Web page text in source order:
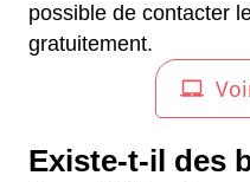
possible de contacter
gratuitement.
Existe-t-il des